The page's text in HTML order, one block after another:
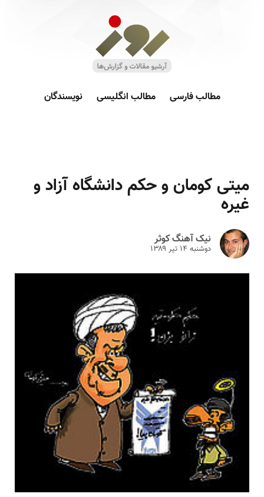
مطالب فارسی مطالب انگلیسی نویسندگان
میتی کومان و حکم دانشگاه آزاد و
غیره
نیک آهنگ کوثر
دوشنبه ۱۴ تير ۱۳۸۹